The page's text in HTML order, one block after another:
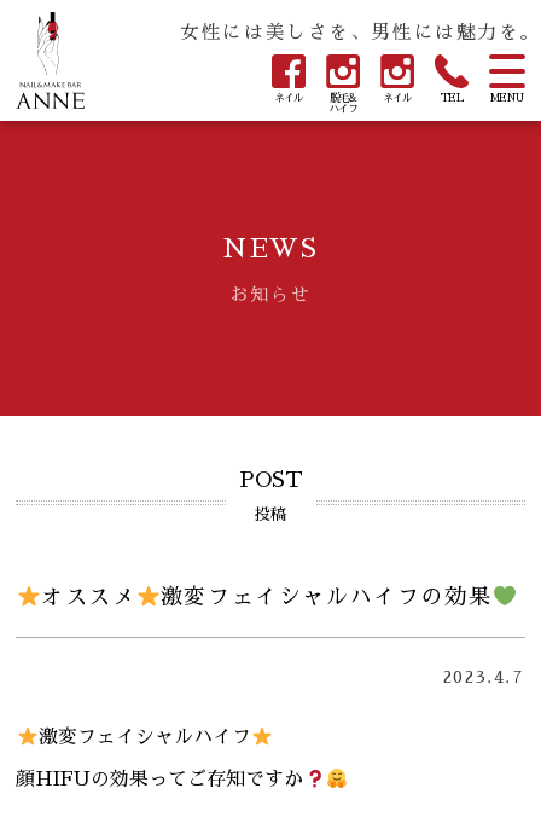
MENU
TEL
脱毛&
ハイフ
ネイル
ネイル
女性には美しさを、男性には魅力を。
NEWS
お知らせ
POST
投稿
オススメ 激変フェイシャルハイフの効果
2023.4.7
激変フェイシャルハイフ
顔HIFUの効果ってご存知ですか